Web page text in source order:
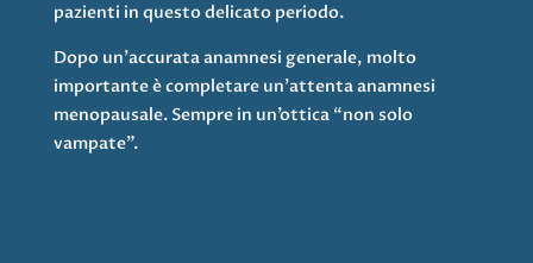
pazienti in questo delicato periodo.
Dopo un’accurata anamnesi generale, molto
importante è completare un’attenta anamnesi
menopausale. Sempre in un’ottica “non solo
vampate”.